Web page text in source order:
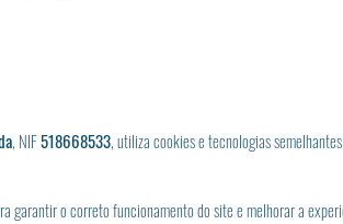
, NIF518668533, utiliza cookies e tecnologias
garantir o correto funcionamento do site e melhorar a